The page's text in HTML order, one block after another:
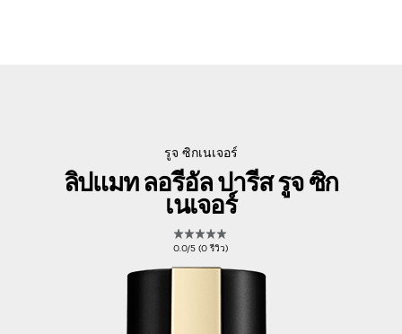
รูจ ซิกเนเจอร์
ลิปแมท ลอรีอัล ปารีส รูจ ซิก
เนเจอร์
0.0/5 (0 รีวิว)